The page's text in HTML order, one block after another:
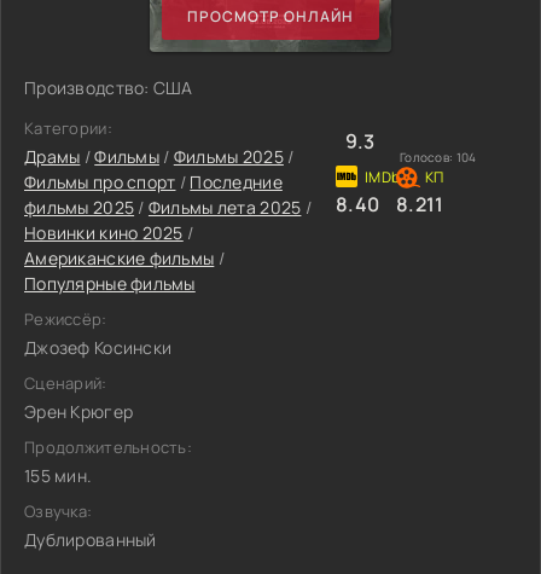
ПРОСМОТР ОНЛАЙН
Производство: США
Категории:
Драмы /Фильмы/ Фильмы 2025/
Фильмы про спорт / Последние
фильмы 2025 / Фильмы лета 2025 /
Новинки кино 2025 /
Американские фильмы /
Популярные фильмы
Режиссёр:
Джозеф Косински
Сценарий:
Эрен Крюгер
Продолжительность:
155 мин.
Озвучка:
Дублированный
9.3
Голосов: 104
8.40 8.211